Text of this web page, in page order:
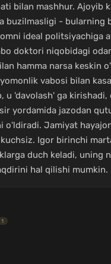
bilan mashhur. Ajoyib
buzilmasligi - bularning
ideal politsiyachiga
doktori niqobidagi
hamma narsa keskin
vabosi bilan
u 'davolash' ga kirishadi,
yordamida jazodan
o'ldiradi. Jamiyat
Igor birinchi
duch keladi, uning
hal qilishi mumkin.
1